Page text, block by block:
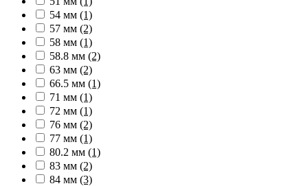
54 мм (1)
57 мм (2)
58 мм (1)
58.8 мм (2)
63 мм (2)
66.5 мм (1)
71 мм (1)
72 мм (1)
76 мм (2)
77 мм (1)
80.2 мм (1)
83 мм (2)
84 мм (3)